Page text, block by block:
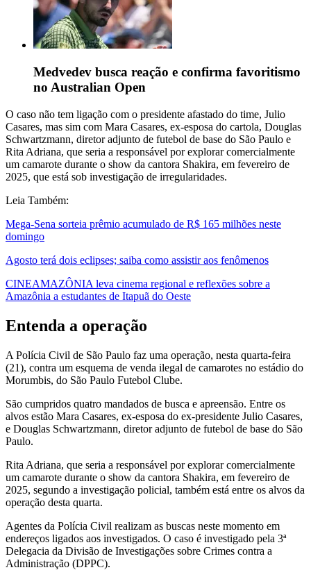
Medvedev busca reação e confirma favoritismo
no Australian Open
O caso não tem ligação com o presidente afastado do time, Julio
Casares, mas sim com Mara Casares, ex-esposa do cartola, Douglas
Schwartzmann, diretor adjunto de futebol de base do São Paulo e
Rita Adriana, que seria a responsável por explorar comercialmente
um camarote durante o show da cantora Shakira, em fevereiro de
2025, que está sob investigação de irregularidades.
Leia Também:
Mega-Sena sorteia prêmio acumulado de R$ 165 milhões neste
domingo
Agosto terá dois eclipses; saiba como assistir aos fenômenos
CINEAMAZÔNIA leva cinema regional e reflexões sobre a
Amazônia a estudantes de Itapuã do Oeste
Entenda a operação
A Polícia Civil de São Paulo faz uma operação, nesta quarta-feira
(21), contra um esquema de venda ilegal de camarotes no estádio do
Morumbis, do São Paulo Futebol Clube.
São cumpridos quatro mandados de busca e apreensão. Entre os
alvos estão Mara Casares, ex-esposa do ex-presidente Julio Casares,
e Douglas Schwartzmann, diretor adjunto de futebol de base do São
Paulo.
Rita Adriana, que seria a responsável por explorar comercialmente
um camarote durante o show da cantora Shakira, em fevereiro de
2025, segundo a investigação policial, também está entre os alvos da
operação desta quarta.
Agentes da Polícia Civil realizam as buscas neste momento em
endereços ligados aos investigados. O caso é investigado pela 3ª
Delegacia da Divisão de Investigações sobre Crimes contra a
Administração (DPPC).